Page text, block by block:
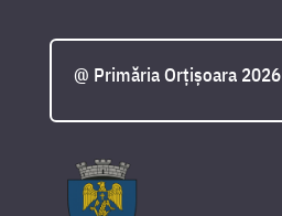
@ Primăria Orțișoara 2026